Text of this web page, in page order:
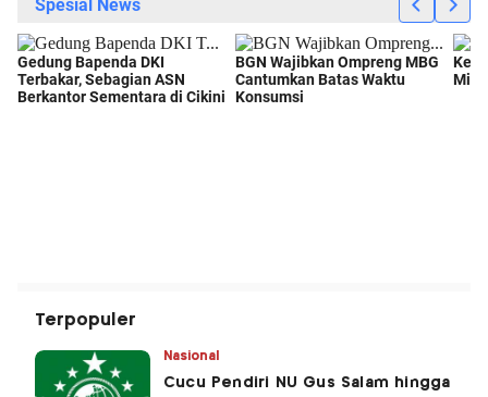
Terpopuler
Nasional
Cucu Pendiri NU Gus Salam hingga